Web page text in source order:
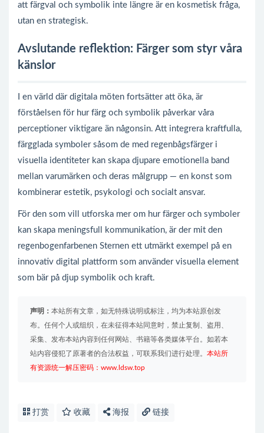
att färgval och symbolik inte längre är en kosmetisk fråga,
utan en strategisk.
Avslutande reflektion: Färger som styr våra
känslor
I en värld där digitala möten fortsätter att öka, är
förståelsen för hur färg och symbolik påverkar våra
perceptioner viktigare än någonsin. Att integrera kraftfulla,
färgglada symboler såsom de med regenbågsfärger i
visuella identiteter kan skapa djupare emotionella band
mellan varumärken och deras målgrupp — en konst som
kombinerar estetik, psykologi och socialt ansvar.
För den som vill utforska mer om hur färger och symboler
kan skapa meningsfull kommunikation, är der mit den
regenbogenfarbenen Sternen ett utmärkt exempel på en
innovativ digital plattform som använder visuella element
som bär på djup symbolik och kraft.
声明： 本站所有文章，如无特殊说明或标注，均为本站原创发
布。任何个人或组织，在未征得本站同意时，禁止复制、盗用、
采集、发布本站内容到任何网站、书籍等各类媒体平台。如若本
站内容侵犯了原著者的合法权益，可联系我们进行处理。 本站所
有资源统一解压密码：www.ldsw.top
打赏 收藏 海报 链接